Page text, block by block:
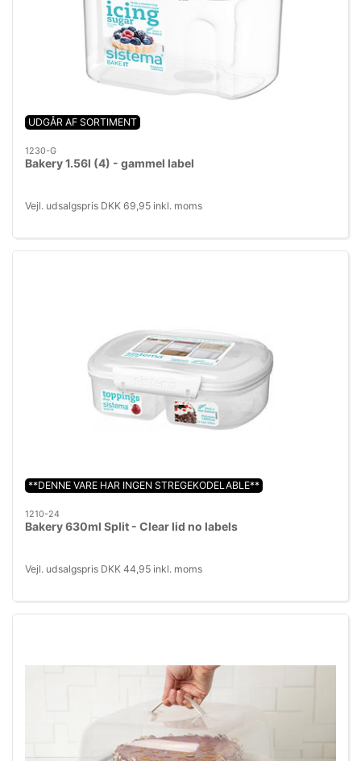
UDGÅR AF SORTIMENT
1230-G
Bakery 1.56l (4) - gammel label
Vejl. udsalgspris DKK 69,95 inkl. moms
**DENNE VARE HAR INGEN STREGEKODELABLE**
1210-24
Bakery 630ml Split - Clear lid no labels
Vejl. udsalgspris DKK 44,95 inkl. moms